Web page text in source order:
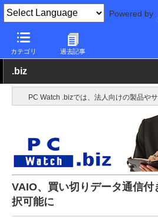
Powered by
カテゴリ 過去記事
PC Watch パソコン/タブレット/スマ
.biz
PC Watch .bizでは、法人向けの製品や
VAIO、買い切りデータ通信付
択可能に